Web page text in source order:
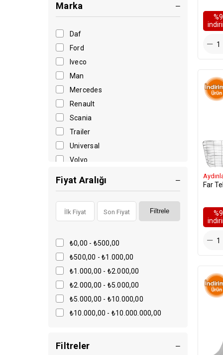
Far Kenar Kapağı
Far Kilidi
Far Koruyucu Bakaliti
Far Teli
Marka
Daf
Ford
Iveco
Man
Mercedes
Renault
Scania
Trailer
Universal
Volvo
Fiyat Aralığı
Filtrele
₺0,00 - ₺500,00
₺500,00 - ₺1.000,00
₺1.000,00 - ₺2.000,00
₺2.000,00 - ₺5.000,00
₺5.000,00 - ₺10.000,00
₺10.000,00 - ₺10.000.000,00
Filtreler
%9
Far
%9